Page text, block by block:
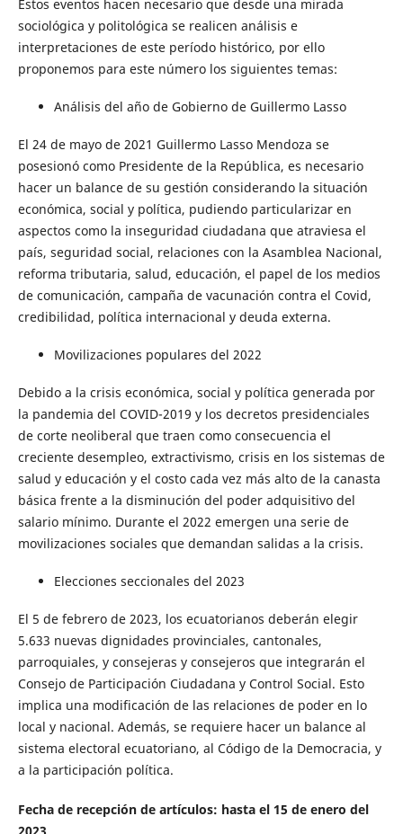
Estos eventos hacen necesario que desde una mirada
sociológica y politológica se realicen análisis e
interpretaciones de este período histórico, por ello
proponemos para este número los siguientes temas:
Análisis del año de Gobierno de Guillermo Lasso
El 24 de mayo de 2021 Guillermo Lasso Mendoza se
posesionó como Presidente de la República, es necesario
hacer un balance de su gestión considerando la situación
económica, social y política, pudiendo particularizar en
aspectos como la inseguridad ciudadana que atraviesa el
país, seguridad social, relaciones con la Asamblea Nacional,
reforma tributaria, salud, educación, el papel de los medios
de comunicación, campaña de vacunación contra el Covid,
credibilidad, política internacional y deuda externa.
Movilizaciones populares del 2022
Debido a la crisis económica, social y política generada por
la pandemia del COVID-2019 y los decretos presidenciales
de corte neoliberal que traen como consecuencia el
creciente desempleo, extractivismo, crisis en los sistemas de
salud y educación y el costo cada vez más alto de la canasta
básica frente a la disminución del poder adquisitivo del
salario mínimo. Durante el 2022 emergen una serie de
movilizaciones sociales que demandan salidas a la crisis.
Elecciones seccionales del 2023
El 5 de febrero de 2023, los ecuatorianos deberán elegir
5.633 nuevas dignidades provinciales, cantonales,
parroquiales, y consejeras y consejeros que integrarán el
Consejo de Participación Ciudadana y Control Social. Esto
implica una modificación de las relaciones de poder en lo
local y nacional. Además, se requiere hacer un balance al
sistema electoral ecuatoriano, al Código de la Democracia, y
a la participación política.
Fecha de recepción de artículos: hasta el 15 de enero del